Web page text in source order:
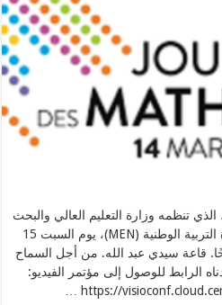
تنظمه وزارة التعليم العالي والبحث
العلمي (MESRS) بالتعاون مع وزارة التربية الوطنية (MEN)، يوم السبت 15
من الساعة 9:30 صباحًا. قاعة سيدي عبد الله. من أجل السماح
الرابط للوصول إلى مؤتمر الفيديو: